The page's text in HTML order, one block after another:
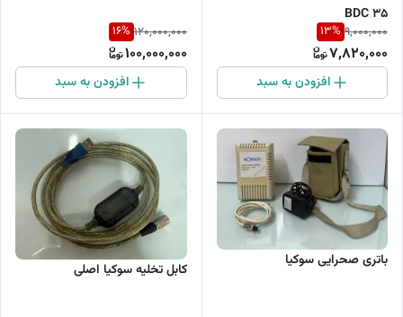
BDC 35
9,000,000
13%
7,820,000
افزودن به سبد
120,000,000
16%
100,000,000
افزودن به سبد
باتری صحرایی سوکیا کابل تخلیه سوکیا اصلی